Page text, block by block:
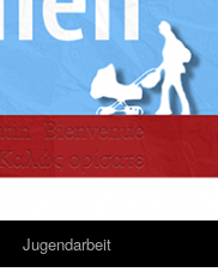
Jugendarbeit